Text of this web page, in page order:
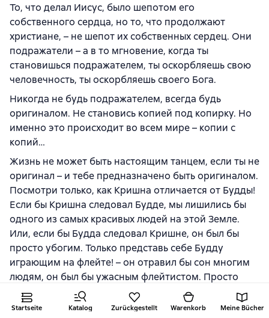
Startseite Katalog Zurückgestellt Warenkorb Meine Bücher
То, что делал Иисус, было шепотом его
собственного сердца, но то, что продолжают
христиане, – не шепот их собственных сердец. Они
подражатели – а в то мгновение, когда ты
становишься подражателем, ты оскорбляешь свою
человечность, ты оскорбляешь своего Бога.
Никогда не будь подражателем, всегда будь
оригиналом. Не становись копией под копирку. Но
именно это происходит во всем мире – копии с
копий…
Жизнь не может быть настоящим танцем, если ты не
оригинал – и тебе предназначено быть оригиналом.
Посмотри только, как Кришна отличается от Будды!
Если бы Кришна следовал Будде, мы лишились бы
одного из самых красивых людей на этой Земле.
Или, если бы Будда следовал Кришне, он был бы
просто убогим. Только представь себе Будду
играющим на флейте! – он отравил бы сон многим
людям, он был бы ужасным флейтистом. Просто
представь Будду танцующим; это выглядит так
смехотворно – просто абсурд.